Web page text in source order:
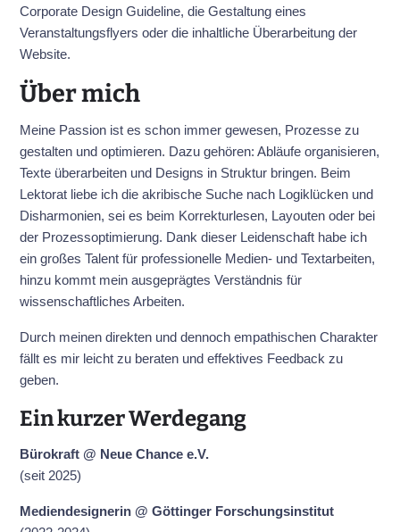
Corporate Design Guideline, die Gestaltung eines
Veranstaltungsflyers oder die inhaltliche Überarbeitung der
Website.
Über mich
Meine Passion ist es schon immer gewesen, Prozesse zu
gestalten und optimieren. Dazu gehören: Abläufe organisieren,
Texte überarbeiten und Designs in Struktur bringen. Beim
Lektorat liebe ich die akribische Suche nach Logiklücken und
Disharmonien, sei es beim Korrekturlesen, Layouten oder bei
der Prozessoptimierung. Dank dieser Leidenschaft habe ich
ein großes Talent für professionelle Medien- und Textarbeiten,
hinzu kommt mein ausgeprägtes Verständnis für
wissenschaftliches Arbeiten.
Durch meinen direkten und dennoch empathischen Charakter
fällt es mir leicht zu beraten und effektives Feedback zu
geben.
Ein kurzer Werdegang
Bürokraft @ Neue Chance e.V.
(seit 2025)
Mediendesignerin @ Göttinger Forschungsinstitut